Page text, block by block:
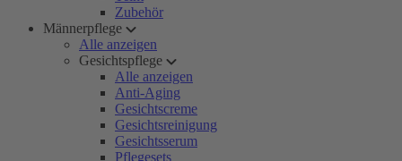
Zubehör
Männerpflege
Alle anzeigen
Gesichtspflege
Alle anzeigen
Anti-Aging
Gesichtscreme
Gesichtsreinigung
Gesichtsserum
Pflegesets